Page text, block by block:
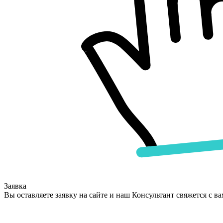
Заявка
Вы оставляете заявку на сайте и наш Консультант свяжется с